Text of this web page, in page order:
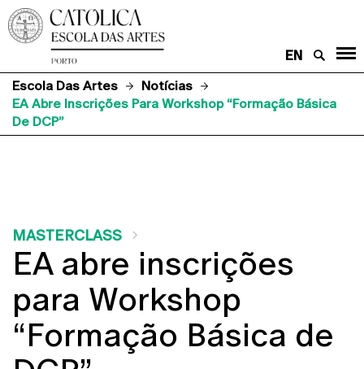
EN
Escola Das Artes
Notícias
EA Abre Inscrições Para Workshop “Formação Básica
De DCP”
MASTERCLASS
EA abre inscrições
para Workshop
“Formação Básica de